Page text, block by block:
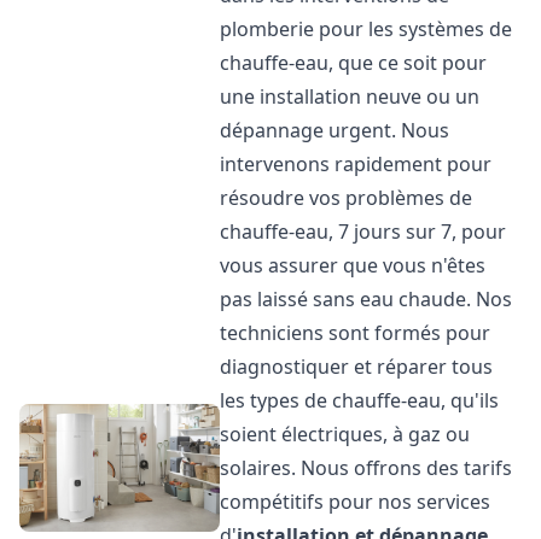
plomberie pour les systèmes de
chauffe-eau, que ce soit pour
une installation neuve ou un
dépannage urgent. Nous
intervenons rapidement pour
résoudre vos problèmes de
chauffe-eau, 7 jours sur 7, pour
vous assurer que vous n'êtes
pas laissé sans eau chaude. Nos
techniciens sont formés pour
diagnostiquer et réparer tous
les types de chauffe-eau, qu'ils
soient électriques, à gaz ou
solaires. Nous offrons des tarifs
compétitifs pour nos services